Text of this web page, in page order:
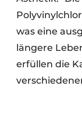
was eine
längere
erfüllen die